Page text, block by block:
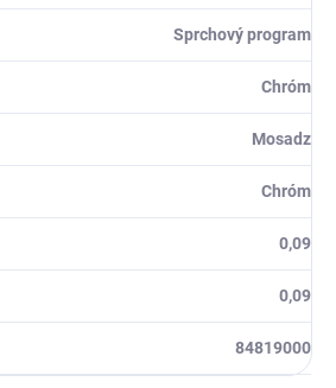
Sprchový program
Chróm
Mosadz
Chróm
0,09
0,09
84819000